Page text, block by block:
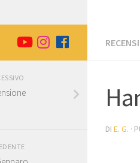
DI E. G. ·